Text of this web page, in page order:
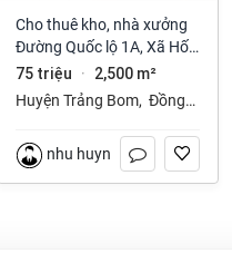
Cho thuê kho, nhà xưởng
Đường Quốc lộ 1A, Xã Hố
Nai 3, Trảng Bom, Đồng
Nai giá 75 Triệu
75 triệu · 2,500 m²
Huyện Trảng Bom, Đồng
nhu huynh